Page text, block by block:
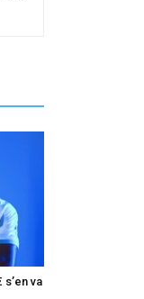
va